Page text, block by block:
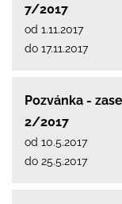
7/2017
od 1.11.2017
do 17.11.2017
Pozvánka -
2/2017
od 10.5.2017
do 25.5.2017